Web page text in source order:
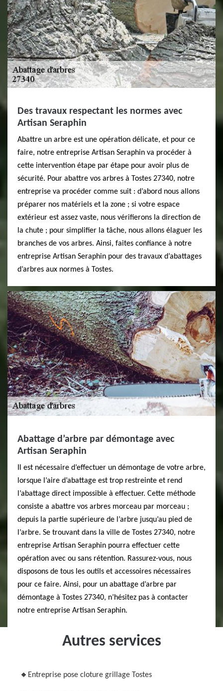
Des travaux respectant les normes avec
Artisan Seraphin
Abattre un arbre est une opération délicate, et pour ce
faire, notre entreprise Artisan Seraphin va procéder à
cette intervention étape par étape pour avoir plus de
sécurité. Pour abattre vos arbres à Tostes 27340, notre
entreprise va procéder comme suit : d’abord nous allons
préparer nos matériels et la zone ; si votre espace
extérieur est assez vaste, nous vérifierons la direction de
la chute ; pour simplifier la tâche, nous allons élaguer les
branches de vos arbres. Ainsi, faites confiance à notre
entreprise Artisan Seraphin pour des travaux d’abattages
d’arbres aux normes à Tostes.
Abattage d’arbre par démontage avec
Artisan Seraphin
Il est nécessaire d’effectuer un démontage de votre arbre,
lorsque l’aire d’abattage est trop restreinte et rend
l’abattage direct impossible à effectuer. Cette méthode
consiste a abattre vos arbres morceau par morceau ;
depuis la partie supérieure de l’arbre jusqu’au pied de
l’arbre. Se trouvant dans la ville de Tostes 27340, notre
entreprise Artisan Seraphin pourra effectuer cette
opération avec ou sans rétention. Rassurez-vous, nous
disposons de tous les outils et accessoires nécessaires
pour ce faire. Ainsi, pour un abattage d’arbre par
démontage à Tostes 27340, n’hésitez pas à contacter
notre entreprise Artisan Seraphin.
Autres services
Entreprise pose cloture grillage Tostes